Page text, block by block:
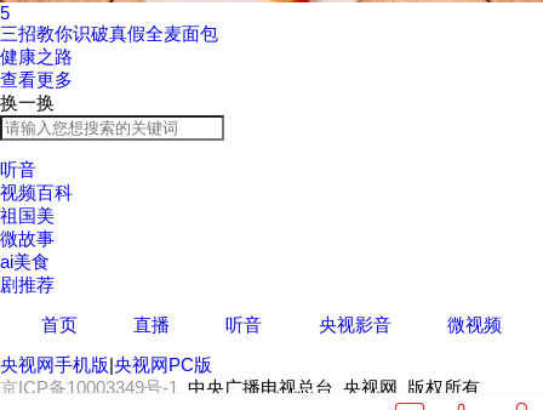
5
三招教你识破真假全麦面包
健康之路
查看更多
换一换
听音
视频百科
祖国美
微故事
ai美食
剧推荐
首页
直播 听音 央视影音
微视频
央视网手机版|央视网PC版
京ICP备10003349号-1
中央广播电视总台 央视网 版权所有